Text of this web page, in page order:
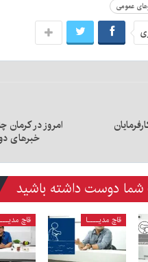
عمومی
امروز در
خبرهای دوشنبه
دوست داشته باشید
قاچ مدیــــا قاچ